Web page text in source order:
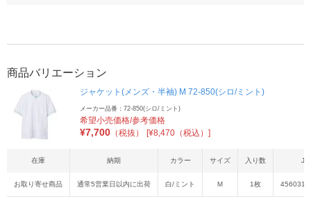
商品バリエーション
ジャケット(メンズ・半袖) M 72-850(シロ/ミント)
メーカー品番：72-850(シロ/ミント)
希望小売価格/参考価格
¥7,700 （税抜） [¥8,470（税込）]
在庫 納期 カラー サイズ 入り数
お取り寄せ商品 通常5営業日以内に出荷 白/ミント Ｍ 1枚